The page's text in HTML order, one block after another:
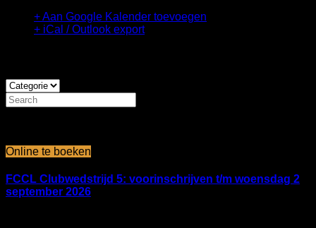
+ Aan Google Kalender toevoegen
+ iCal / Outlook export
Online te boeken
FCCL Clubwedstrijd 5: voorinschrijven t/m woensdag 2
september 2026